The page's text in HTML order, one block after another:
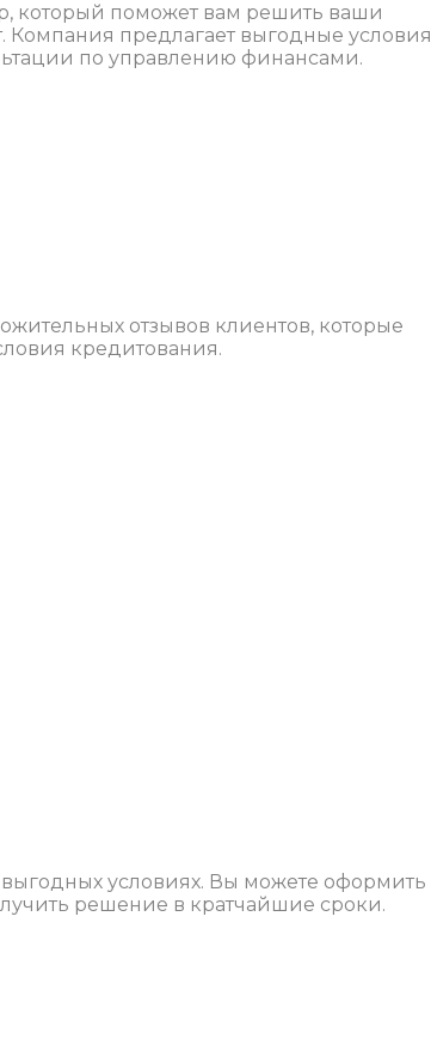
который поможет вам решить ваши
предлагает выгодные условия
по управлению финансами.
отзывов клиентов, которые
кредитования.
условиях. Вы можете оформить
решение в кратчайшие сроки.